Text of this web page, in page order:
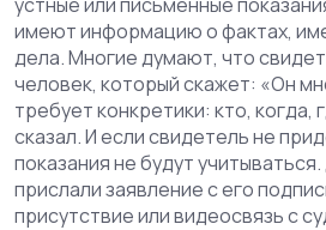
имеют информацию о фактах,
дела. Многие думают, что
человек, который скажет: «Он
требует конкретики: кто, когда,
сказал. И если свидетель не
показания не будут
прислали заявление с его
присутствие или видеосвязь с